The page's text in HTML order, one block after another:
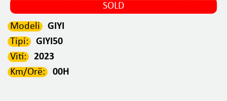
SOLD
Modeli
GIYI
Tipi:
GIYI50
Viti:
2023
Km/Orë:
00H